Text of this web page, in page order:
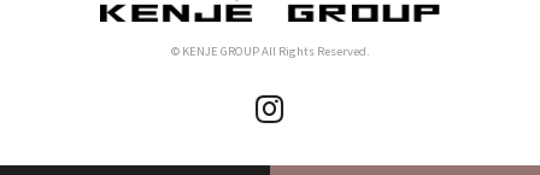
© KENJE GROUP All Rights Reserved.